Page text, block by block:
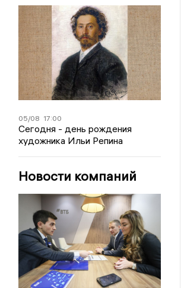
05/08 17:00
Сегодня - день рождения
художника Ильи Репина
Новости компаний